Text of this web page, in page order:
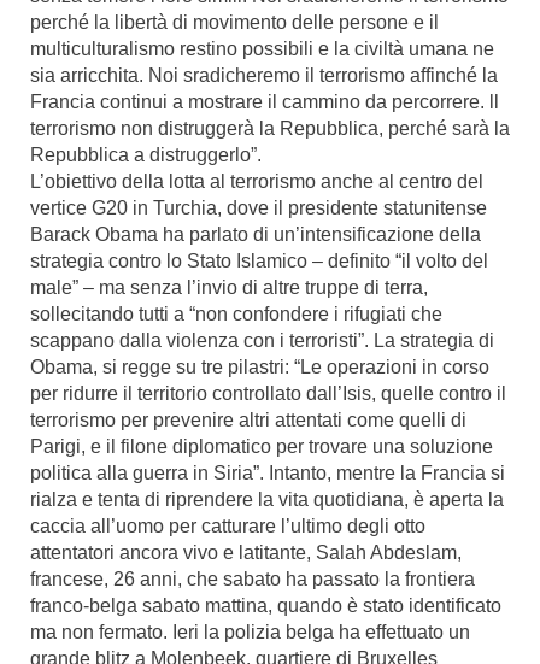
perché la libertà di movimento delle persone e il
multiculturalismo restino possibili e la civiltà umana ne
sia arricchita. Noi sradicheremo il terrorismo affinché la
Francia continui a mostrare il cammino da percorrere. ll
terrorismo non distruggerà la Repubblica, perché sarà la
Repubblica a distruggerlo”.
L’obiettivo della lotta al terrorismo anche al centro del
vertice G20 in Turchia, dove il presidente statunitense
Barack Obama ha parlato di un’intensificazione della
strategia contro lo Stato Islamico – definito “il volto del
male” – ma senza l’invio di altre truppe di terra,
sollecitando tutti a “non confondere i rifugiati che
scappano dalla violenza con i terroristi”. La strategia di
Obama, si regge su tre pilastri: “Le operazioni in corso
per ridurre il territorio controllato dall’Isis, quelle contro il
terrorismo per prevenire altri attentati come quelli di
Parigi, e il filone diplomatico per trovare una soluzione
politica alla guerra in Siria”. Intanto, mentre la Francia si
rialza e tenta di riprendere la vita quotidiana, è aperta la
caccia all’uomo per catturare l’ultimo degli otto
attentatori ancora vivo e latitante, Salah Abdeslam,
francese, 26 anni, che sabato ha passato la frontiera
franco-belga sabato mattina, quando è stato identificato
ma non fermato. Ieri la polizia belga ha effettuato un
grande blitz a Molenbeek, quartiere di Bruxelles